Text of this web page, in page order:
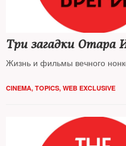
Три загадки Отара
Жизнь и фильмы вечного
CINEMA, TOPICS, WEB EXCLUSIVE